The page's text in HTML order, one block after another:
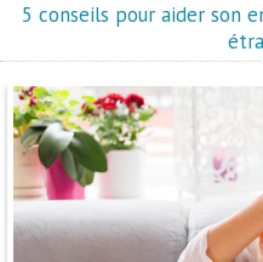
5 conseils pour aider son